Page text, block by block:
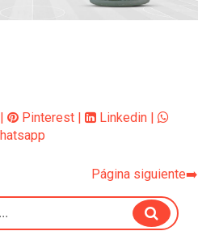
| Pinterest | Linkedin |
Página siguiente➡️